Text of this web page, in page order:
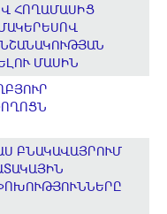
ՀՈՂԱՄԱՍԻՑ
ՄԱՍԻՆ
ԲՆԱԿԱՎԱՅՐՈՒՄ